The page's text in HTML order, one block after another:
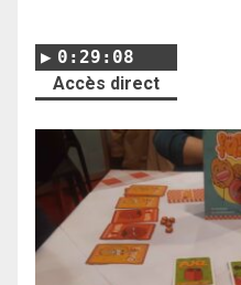
0:29:08
Accès direct